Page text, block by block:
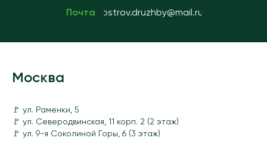
Почта
ostrov.druzhby@mail.ru
Москва
🚩 ул. Раменки, 5
🚩 ул. Северодвинская, 11 корп. 2 (2 этаж)
🚩 ул. 9-я Соколиной Горы, 6 (3 этаж)